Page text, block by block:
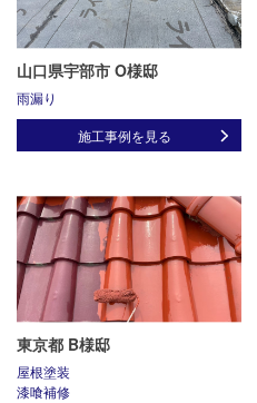
山口県宇部市 O様邸
雨漏り
施工事例を見る
東京都 B様邸
屋根塗装
漆喰補修